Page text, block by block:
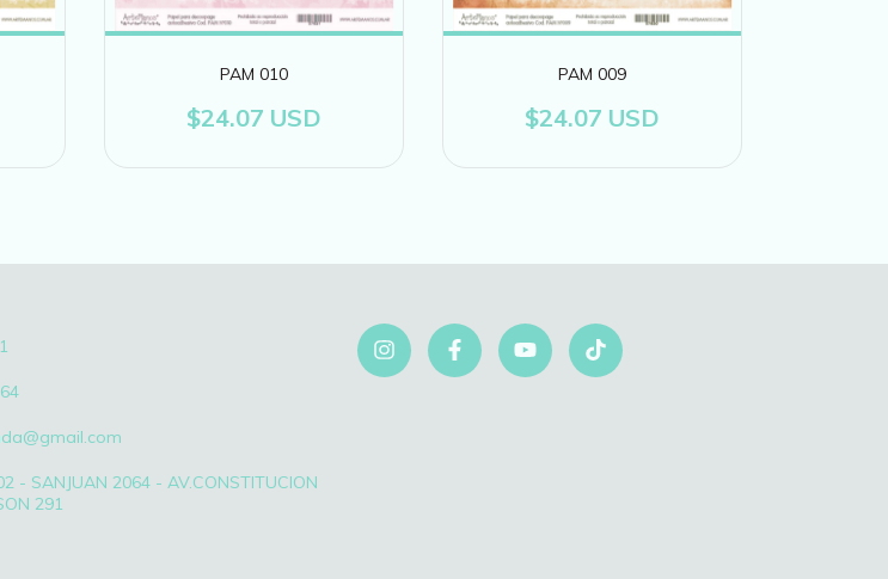
PAM 010
$24.07 USD
PAM 009
$24.07 USD
- SANJUAN 2064 - AV.CONSTITUCION
291